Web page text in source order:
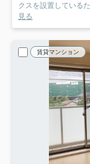
クスを設置している
見る
賃貸マンション